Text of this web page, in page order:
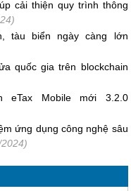
cải thiện quy trình thông
tàu biển ngày càng lớn
quốc gia trên blockchain
eTax Mobile mới 3.2.0
ứng dụng công nghệ sâu